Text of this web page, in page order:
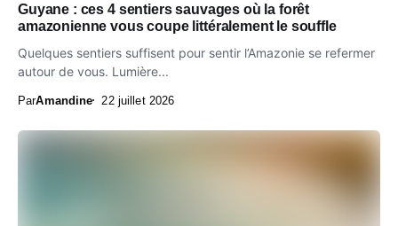
Guyane : ces 4 sentiers sauvages où la forêt
amazonienne vous coupe littéralement le souffle
Quelques sentiers suffisent pour sentir l’Amazonie se refermer
autour de vous. Lumière...
ParAmandine 22 juillet 2026